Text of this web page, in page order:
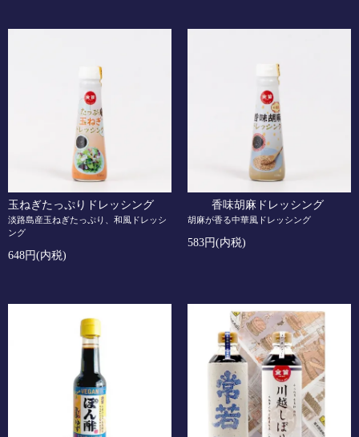
玉ねぎたっぷりドレッシング
淡路島産玉ねぎたっぷり、和風ドレッシ
ング
648円(内税)
香味胡麻ドレッシング
胡麻が香る中華風ドレッシング
583円(内税)